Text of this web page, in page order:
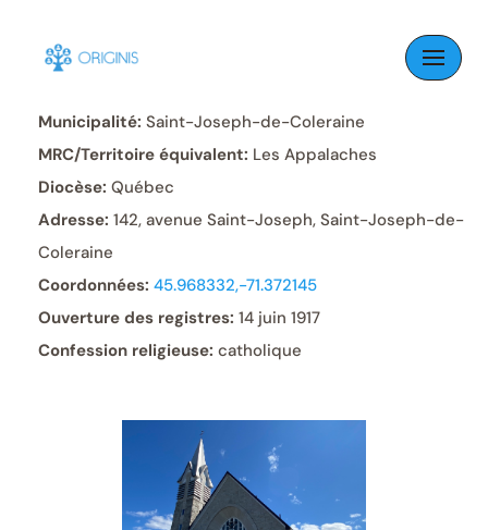
Skip
content
Municipalité: Saint-Joseph-de-Coleraine
MRC/Territoire équivalent: Les Appalaches
Diocèse: Québec
Adresse: 142, avenue Saint-Joseph, Saint-Joseph-de-
Coleraine
Coordonnées: 45.968332,-71.372145
Ouverture des registres: 14 juin 1917
Confession religieuse: catholique